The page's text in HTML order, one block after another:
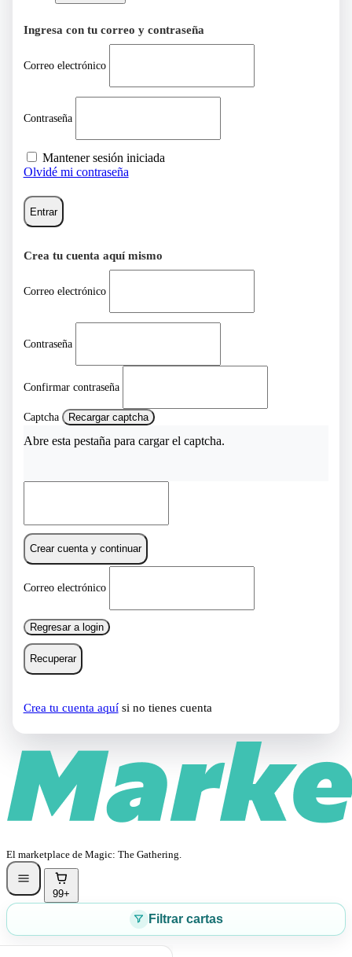
Ingresa con tu correo y contraseña
Correo electrónico
Contraseña
Mantener sesión iniciada
Olvidé mi contraseña
Entrar
Crea tu cuenta aquí mismo
Correo electrónico
Contraseña
Confirmar contraseña
Captcha Recargar captcha
Abre esta pestaña para cargar el captcha.
Crear cuenta y continuar
Correo electrónico
Regresar a login
Recuperar
Crea tu cuenta aquísi no tienes cuenta
El marketplace de Magic: The Gathering.
99+
Filtrar cartas